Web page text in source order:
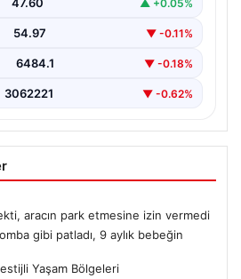
47.60 ▲ +0.05%
54.97 ▼ -0.11%
6484.1 ▼ -0.18%
3062221 ▼ -0.62%
aracın park etmesine izin vermedi
gibi patladı, 9 aylık bebeğin
Yaşam Bölgeleri